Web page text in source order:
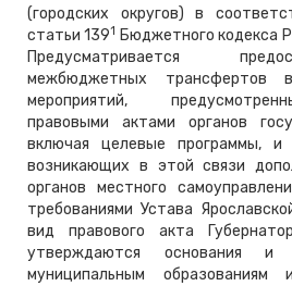
(городских округов) в
статьи 1391 Бюджетного кодекса
Предусматривается
межбюджетных трансфертов
мероприятий,
правовыми актами органов
включая целевые программы, и
возникающих в этой связи
органов местного
требованиями Устава
вид правового акта
утверждаются основания и
муниципальным